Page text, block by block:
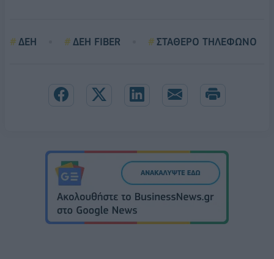
ΔΕΗ ΔΕΗ FIBER ΣΤΑΘΕΡΟ ΤΗΛΕΦΩΝΟ